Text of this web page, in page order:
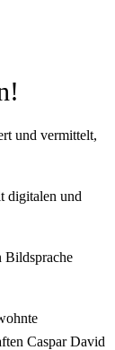
und vermittelt,
digitalen und
Bildsprache
Caspar David